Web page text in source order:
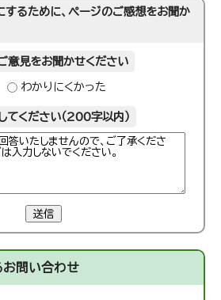
するために、ページのご感想をお聞か
意見をお聞かせください
わかりにくかった
てください（200字以内）
送信
お問い合わせ